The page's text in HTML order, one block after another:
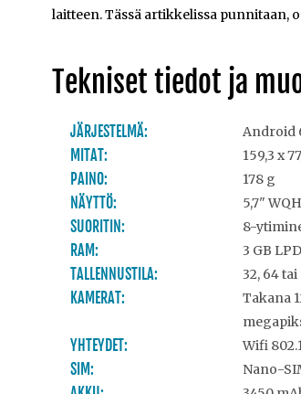
laitteen. Tässä artikkelissa punnitaan,
Tekniset tiedot ja
JÄRJESTELMÄ: Android
MITAT: 159,3 x
PAINO: 178 g
NÄYTTÖ: 5,7"
SUORITIN: 8-
RAM: 3 GB
TALLENNUSTILA: 32, 64 tai
KAMERAT:
Takana
YHTEYDET: Wifi
SIM: Nano-